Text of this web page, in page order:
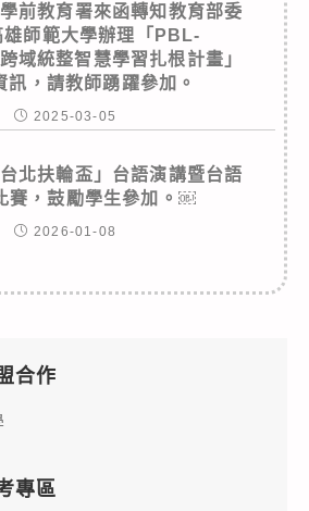
前教育署來函轉知教育部委
雄師範大學辦理「PBL-
域統整智慧學習扎根計畫」
訊，請教師踴躍參加。
2025-03-05
北扶輪盃」台語演講暨台語
賽，鼓勵學生參加。￼
2026-01-08
合作
專區